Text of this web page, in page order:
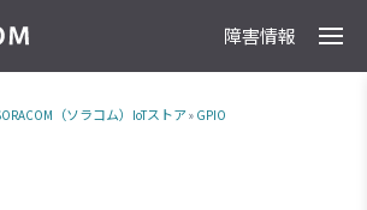
障害情報
（ソラコム）IoTストア» GPIO